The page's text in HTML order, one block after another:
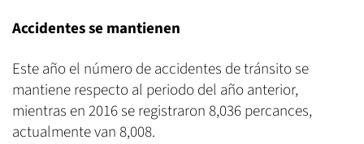
Accidentes se mantienen
Este año el número de accidentes de tránsito se
mantiene respecto al periodo del año anterior,
mientras en 2016 se registraron 8,036 percances,
actualmente van 8,008.